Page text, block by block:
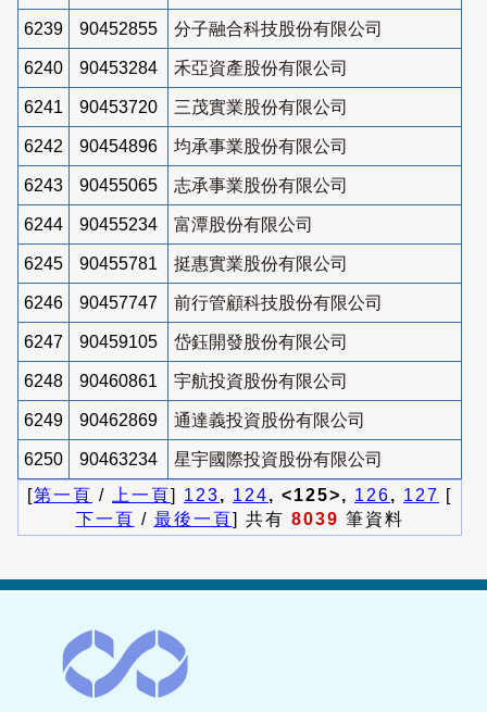
6239 90452855 分子融合科技股份有限公司
6240 90453284 禾亞資產股份有限公司
6241 90453720 三茂實業股份有限公司
6242 90454896 均承事業股份有限公司
6243 90455065 志承事業股份有限公司
6244 90455234 富潭股份有限公司
6245 90455781 挺惠實業股份有限公司
6246 90457747 前行管顧科技股份有限公司
6247 90459105 岱鈺開發股份有限公司
6248 90460861 宇航投資股份有限公司
6249 90462869 通達義投資股份有限公司
6250 90463234
星宇國際投資股份有限公司
[第一頁 / 上一頁] 123, 124, <125>, 126, 127 [
下一頁 / 最後一頁] 共有 8039 筆資料